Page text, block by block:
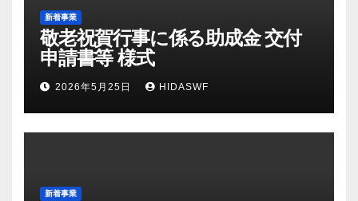
新着事業
敬老祝賀行事に係る助成金 交付
申請書等 様式
2026年5月25日 HIDASWF
新着事業